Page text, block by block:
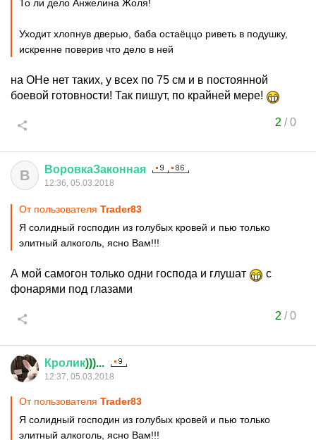
То ли дело Анжелина Жоля!
Уходит хлопнув дверью, баба остаёццо риветь в подушку,
искренне поверив что дело в ней
на ОНе нет таких, у всех по 75 см и в постоянной
боевой готовности! Так пишут, по крайней мере!
2 /0
В ВоровкаЗаконная
12:36, 05.03.2018
От пользователя Trader83
Я солидный господин из голубых кровей и пью только
элитный алкоголь, ясно Вам!!!
А мой самогон только одни господа и глушат
с
фонарями под глазами
2 /0
Кролик)))...
12:37, 05.03.2018
От пользователя Trader83
Я солидный господин из голубых кровей и пью только
элитный алкоголь, ясно Вам!!!